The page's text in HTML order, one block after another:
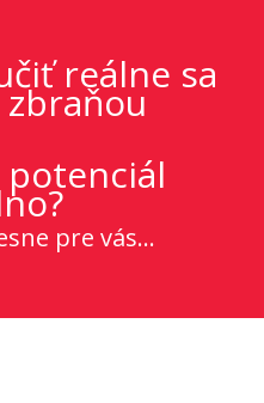
reálne sa
potenciál
pre vás...